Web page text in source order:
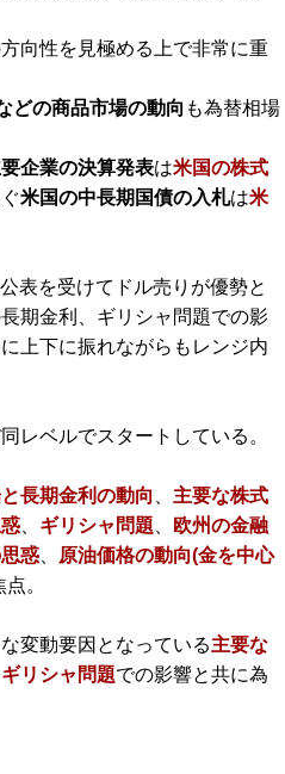
向性を見極める上で非常に重
どの商品市場の動向 も為替相場
企業の決算発表は米国の株式
米国の中長期国債の入札は米
表を受けてドル売りが優勢と
期金利、ギリシャ問題での影
上下に振れながらもレンジ内
レベルでスタートしている。
長期金利の動向
主要な株式
ギリシャ問題
欧州の金融
惑
原油価格の動向(金を中心
。
変動要因となっている主要な
ギリシャ問題での影響と共に為